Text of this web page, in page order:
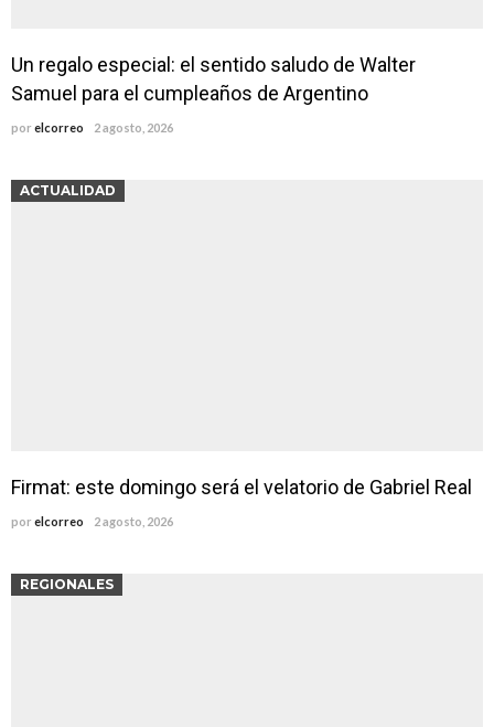
Un regalo especial: el sentido saludo de Walter
Samuel para el cumpleaños de Argentino
por elcorreo 2 agosto, 2026
ACTUALIDAD
Firmat: este domingo será el velatorio de Gabriel Real
por elcorreo 2 agosto, 2026
REGIONALES